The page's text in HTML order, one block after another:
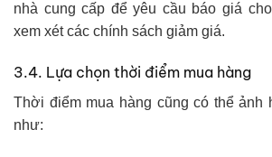
nhà cung cấp để yêu cầu báo giá
xem xét các chính sách giảm giá.
3.4. Lựa chọn thời điểm mua hàng
Thời điểm mua hàng cũng có thể ảnh
như: